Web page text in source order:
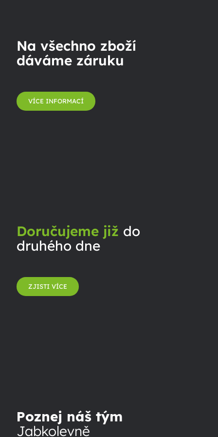
Na všechno zboží
dáváme záruku
VÍCE INFORMACÍ
Doručujeme již do
druhého dne
ZJISTI VÍCE
Poznej náš tým
Jabkolevně